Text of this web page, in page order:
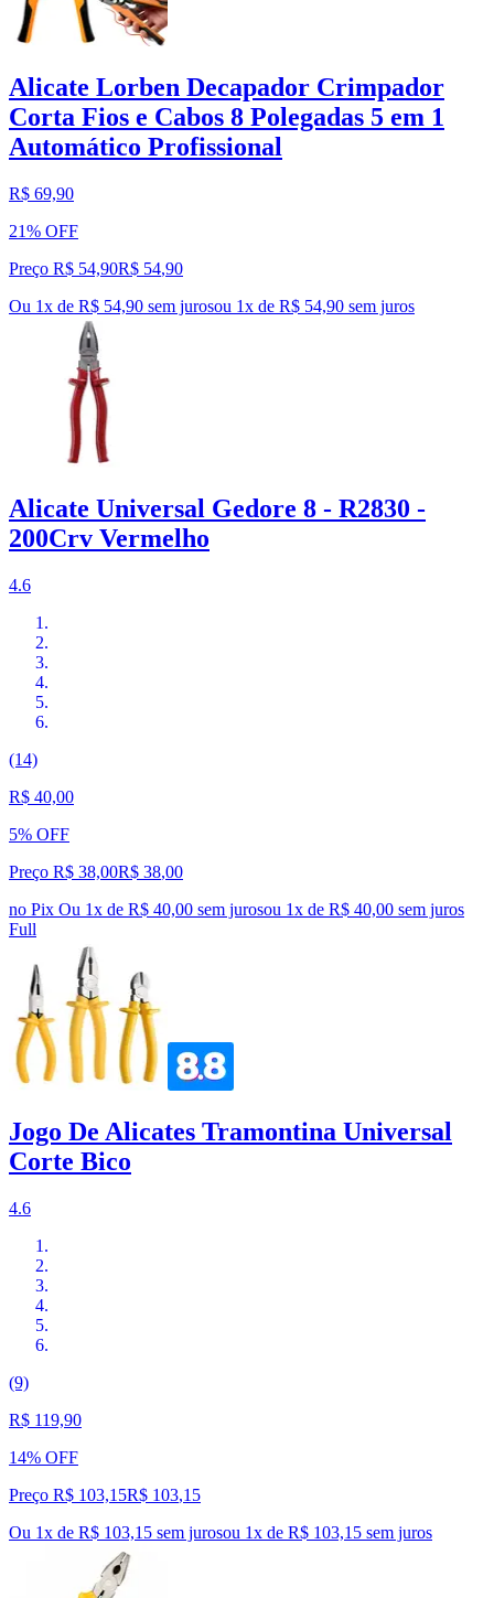
Alicate Lorben Decapador Crimpador
Corta Fios e Cabos 8 Polegadas 5 em 1
Automático Profissional
R$ 69,90
21% OFF
Preço R$ 54,90R$ 54,90
Ou 1x de R$ 54,90 sem jurosou 1x de R$ 54,90 sem juros
Alicate Universal Gedore 8 - R2830 -
200Crv Vermelho
4.6
(14)
R$ 40,00
5% OFF
Preço R$ 38,00R$ 38,00
no Pix Ou 1x de R$ 40,00 sem jurosou 1x de R$ 40,00 sem juros
Full
Jogo De Alicates Tramontina Universal
Corte Bico
4.6
(9)
R$ 119,90
14% OFF
Preço R$ 103,15R$ 103,15
Ou 1x de R$ 103,15 sem jurosou 1x de R$ 103,15 sem juros